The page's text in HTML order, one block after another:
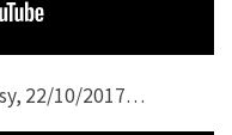
22/10/2017…